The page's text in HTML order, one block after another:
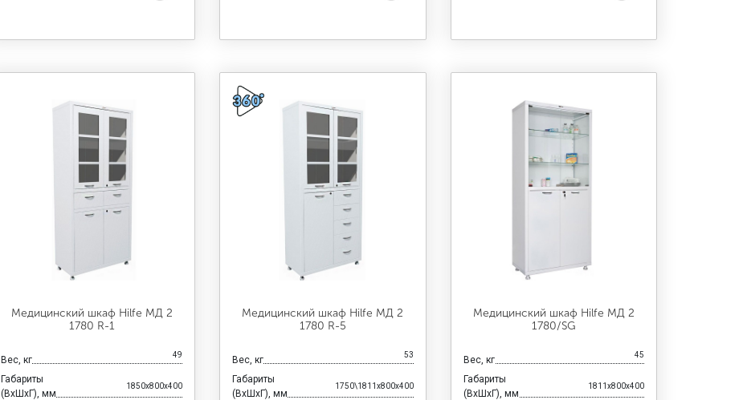
Медицинский шкаф Hilfe МД 2
1780 R-1
Вес, кг 49
Габариты
(ВхШхГ), мм
1850x800x400
Медицинский шкаф Hilfe МД 2
1780 R-5
Вес, кг 53
Габариты
(ВхШхГ), мм
1750\1811x800x400
Медицинский шкаф Hilfe МД 2
1780/SG
Вес, кг 45
Габариты
(ВхШхГ), мм
1811x800x400